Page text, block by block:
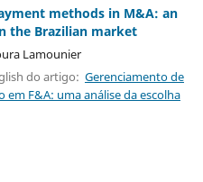
methods in M&A: an
the Brazilian market
Lamounier
do artigo: Gerenciamento de
F&A: uma análise da escolha